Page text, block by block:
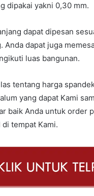
dipakai yakni 0,30 mm.
dapat dipesan
Anda dapat juga
luas bangunan.
tentang harga
yang dapat Kami
baik Anda untuk order
tempat Kami.